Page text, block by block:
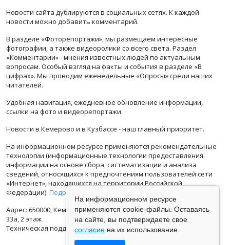
Новости сайта дублируются в социальных сетях. К каждой
новости можно добавить комментарий.
В разделе «Фоторепортажи», мы размещаем интересные
фотографии, а также видеоролики со всего света. Раздел
«Комментарии» - мнения известных людей по актуальным
вопросам. Особый взгляд на факты и события в разделе «В
цифрах». Мы проводим еженедельные «Опросы» среди наших
читателей.
Удобная навигация, ежедневное обновление информации,
ссылки на фото и видеорепортажи.
Новости в Кемерово и в Кузбассе - наш главный приоритет.
На информационном ресурсе применяются рекомендательные
технологии (информационные технологии предоставления
информации на основе сбора, систематизации и анализа
сведений, относящихся к предпочтениям пользователей сети
«Интернет», находящихся на территории Российской
Федерации). Подробная информация
Адрес: 650000, Кемеровская Область, г.Кемерово, ул.Кузбасская
33а, 2 этаж
Техническая поддержка: support@vse42.ru
На информационном ресурсе
применяются cookie-файлы. Оставаясь
на сайте, вы подтверждаете свое
согласие на их использование.